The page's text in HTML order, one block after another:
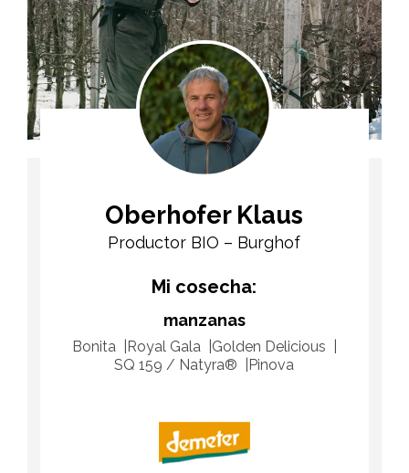
Oberhofer Klaus
Productor BIO – Burghof
Mi cosecha:
manzanas
Bonita Royal Gala
Golden Delicious
SQ 159 / Natyra®
Pinova